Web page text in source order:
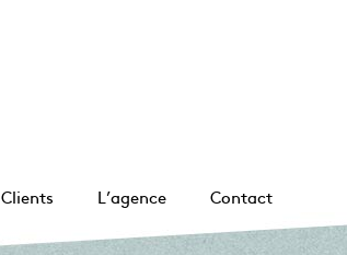
Clients L’agence Contact